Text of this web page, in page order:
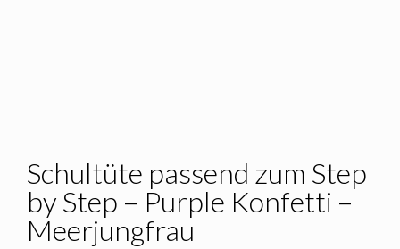
Schultüte passend zum Step
by Step – Purple Konfetti –
Meerjungfrau